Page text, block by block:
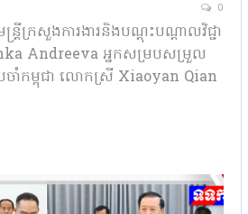
0
រ្តីក្រសួងការងារនិងបណ្តុះបណ្តាលវិជ្ជា
Andreeva អ្នកសម្របសម្រួល
ចាំកម្ពុជា លោកស្រី Xiaoyan Qian